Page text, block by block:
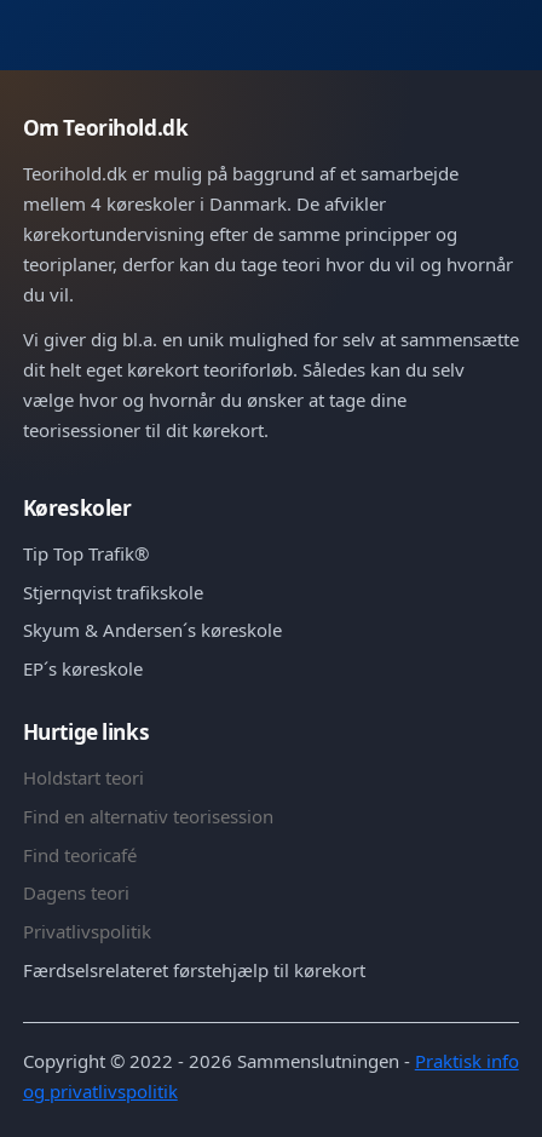
Om Teorihold.dk
Teorihold.dk er mulig på baggrund af et samarbejde
mellem 4 køreskoler i Danmark. De afvikler
kørekortundervisning efter de samme principper og
teoriplaner, derfor kan du tage teori hvor du vil og hvornår
du vil.
Vi giver dig bl.a. en unik mulighed for selv at sammensætte
dit helt eget kørekort teoriforløb. Således kan du selv
vælge hvor og hvornår du ønsker at tage dine
teorisessioner til dit kørekort.
Køreskoler
Tip Top Trafik®
Stjernqvist trafikskole
Skyum & Andersen´s køreskole
EP´s køreskole
Hurtige links
Holdstart teori
Find en alternativ teorisession
Find teoricafé
Dagens teori
Privatlivspolitik
Færdselsrelateret førstehjælp til kørekort
Copyright © 2022 - 2026 Sammenslutningen - Praktisk info
og privatlivspolitik